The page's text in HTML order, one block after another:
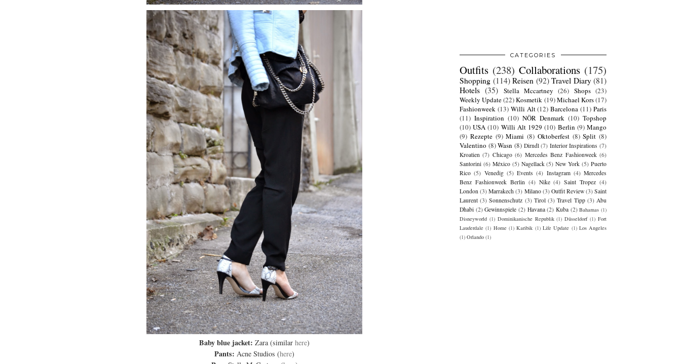
Baby blue jacket: Zara (similar here)
Pants: Acne Studios (here)
CATEGORIES
Outfits (238) Collaborations (175)
Shopping (114) Reisen (92) Travel Diary (81)
Hotels (35) Stella Mccartney (26) Shops (23)
Weekly Update(22)Kosmetik (19)Michael Kors(17)
Fashionweek (13) Willi Alt (12) Barcelona (11) Paris
(11) Inspiration (10) NÖR Denmark (10) Topshop
(10) USA (10) Willi Alt 1929 (10) Berlin (9) Mango
(9) Rezepte (9) Miami (8) Oktoberfest (8) Split (8)
Valentino (8) Wasn (8) Dirndl (7) Interior Inspirations (7)
Kroatien (7) Chicago (6) Mercedes Benz Fashionweek (6)
Santorini (6) México (5) Nagellack (5) New York (5) Puerto
Rico (5) Venedig (5) Events (4) Instagram (4) Mercedes
Benz Fashionweek Berlin (4) Nike (4) Saint Tropez (4)
London (3) Marrakech (3) Milano (3) Outfit Review (3) Saint
Laurent (3) Sonnenschutz (3) Tirol (3) Travel Tipp (3) Abu
Dhabi (2) Gewinnspiele (2) Havana (2) Kuba (2) Bahamas (1)
Disneyworld (1) Dominikanische Republik (1) Düsseldorf (1) Fort
Lauderdale (1) Home (1) Karibik (1) Life Update (1) Los Angeles
(1) Orlando (1)